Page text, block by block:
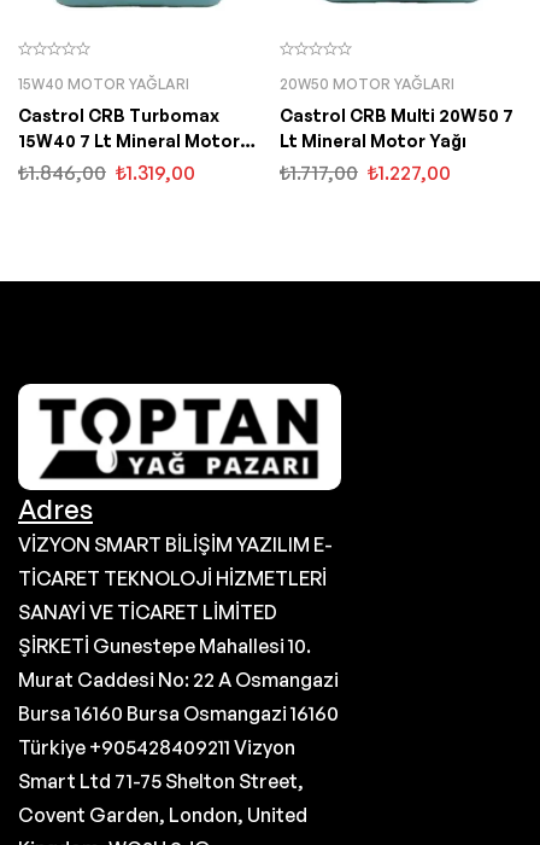
15W40 MOTOR YAĞLARI
Castrol CRB Turbomax
15W40 7 Lt Mineral Motor
Yağı
₺1.846,00 ₺1.319,00
20W50 MOTOR YAĞLARI
Castrol CRB Multi 20W50 7
Lt Mineral Motor Yağı
₺1.717,00 ₺1.227,00
Adres
VİZYON SMART BİLİŞİM YAZILIM E-
TİCARET TEKNOLOJİ HİZMETLERİ
SANAYİ VE TİCARET LİMİTED
ŞİRKETİ Gunestepe Mahallesi 10.
Murat Caddesi No: 22 A Osmangazi
Bursa 16160 Bursa Osmangazi 16160
Türkiye +905428409211 Vizyon
Smart Ltd 71-75 Shelton Street,
Covent Garden, London, United